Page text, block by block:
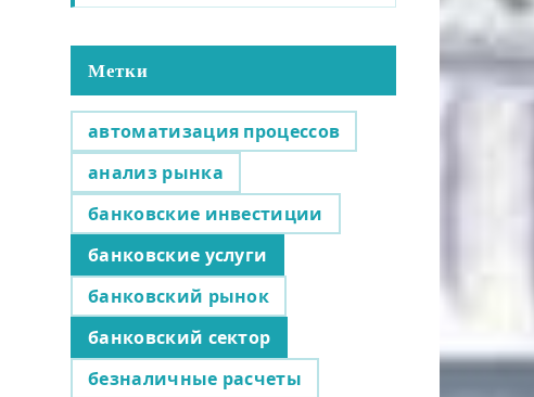
Метки
автоматизация процессов
анализ рынка
банковские инвестиции
банковские услуги
банковский рынок
банковский сектор
безналичные расчеты